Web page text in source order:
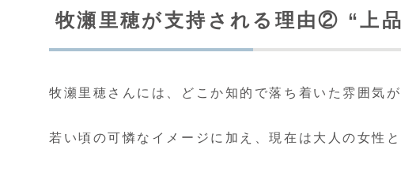
牧瀬里穂が支持される理由② “上
牧瀬里穂さんには、どこか知的で落ち着いた雰囲気が
若い頃の可憐なイメージに加え、現在は大人の女性